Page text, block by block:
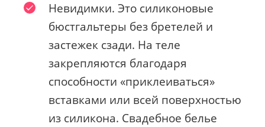
Невидимки. Это силиконовые
бюстгальтеры без бретелей и
застежек сзади. На теле
закрепляются благодаря
способности «приклеиваться»
вставками или всей поверхностью
из силикона. Свадебное белье